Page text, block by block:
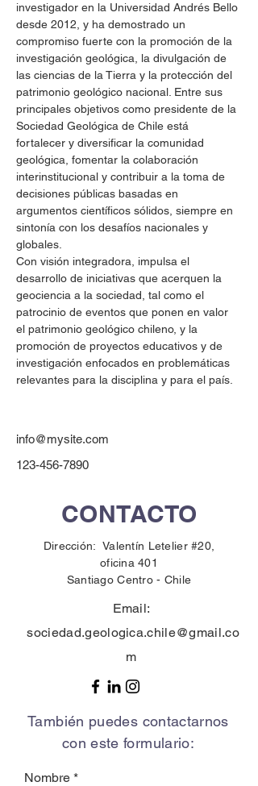
investigador en la Universidad Andrés Bello
desde 2012, y ha demostrado un
compromiso fuerte con la promoción de la
investigación geológica, la divulgación de
las ciencias de la Tierra y la protección del
patrimonio geológico nacional. Entre sus
principales objetivos como presidente de la
Sociedad Geológica de Chile está
fortalecer y diversificar la comunidad
geológica, fomentar la colaboración
interinstitucional y contribuir a la toma de
decisiones públicas basadas en
argumentos científicos sólidos, siempre en
sintonía con los desafíos nacionales y
globales.​
Con visión integradora, impulsa el
desarrollo de iniciativas que acerquen la
geociencia a la sociedad, tal como el
patrocinio de eventos que ponen en valor
el patrimonio geológico chileno, y la
promoción de proyectos educativos y de
investigación enfocados en problemáticas
relevantes para la disciplina y para el país.
info@mysite.com
123-456-7890
CONTACTO
Dirección: Valentín Letelier #20,
oficina 401
Santiago Centro - Chile
Email:
sociedad.geologica.chile@gmail.co
m
También puedes contactarnos
con este formulario:
Nombre